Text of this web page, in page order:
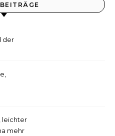
der
leichter
mehr